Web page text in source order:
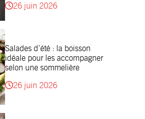
26 juin 2026
Salades d’été : la boisson
idéale pour les accompagner
selon une sommelière
26 juin 2026